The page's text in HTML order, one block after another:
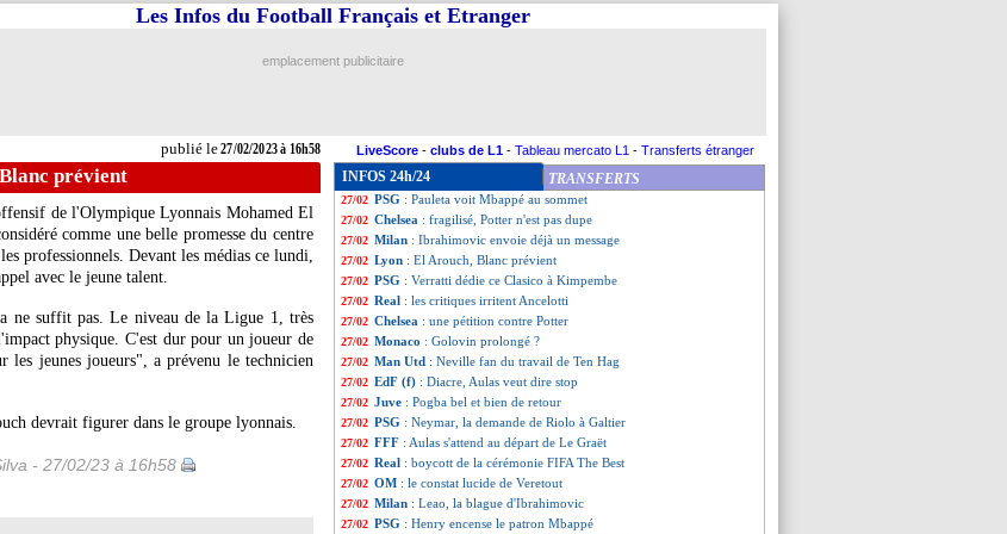
publié le27/02/2023 à 16h58
Les Infos du Football Français et Etranger
emplacement publicitaire
LiveScore - clubs de L1 - Tableau mercato L1 - Transferts étranger
prévient
de l'Olympique Lyonnais Mohamed El
comme une belle promesse du centre
professionnels. Devant les médias ce lundi,
avec le jeune talent.
ne suffit pas. Le niveau de la Ligue 1, très
physique. C'est dur pour un joueur de
jeunes joueurs", a prévenu le technicien
devrait figurer dans le groupe lyonnais.
- 27/02/23 à 16h58
INFOS 24h/24 TRANSFERTS
27/02 OM: Nuno Tavares évoque son point faible
27/02 Betis
27/02 Man Utd : Mbappé content pour Sancho
27/02 FFF: Aulas ne veut toujours pas être président
27/02 PSG : Pauleta voit Mbappé au sommet
27/02 Chelsea : fragilisé, Potter n'est pas dupe
27/02 Milan : Ibrahimovic envoie déjà un message
27/02 Lyon : El Arouch, Blanc prévient
27/02 PSG : Verratti dédie ce Clasico à Kimpembe
27/02 Real : les critiques irritent Ancelotti
27/02 Chelsea : une pétition contre Potter
27/02 Monaco : Golovin prolongé ?
27/02 Man Utd : Neville fan du travail de Ten Hag
27/02 EdF (f) : Diacre, Aulas veut dire stop
27/02 Juve : Pogba bel et bien de retour
27/02 PSG : Neymar, la demande de Riolo à Galtier
27/02 FFF : Aulas s'attend au départ de Le Graët
27/02 Real : boycott de la cérémonie FIFA The Best
27/02 OM : le constat lucide de Veretout
27/02 Milan : Leao, la blague d'Ibrahimovic
27/02 PSG : Henry encense le patron Mbappé